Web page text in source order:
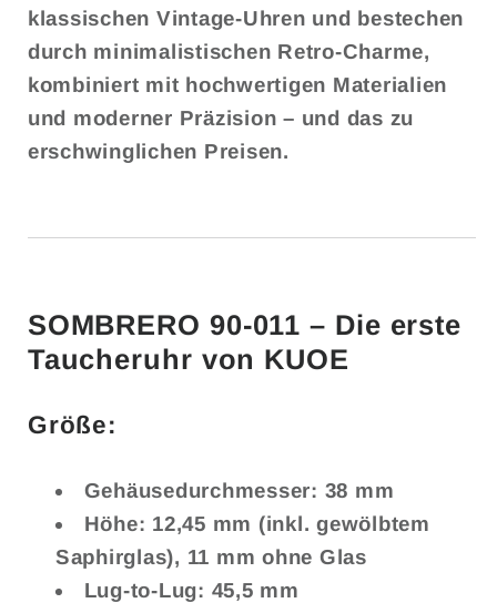
klassischen Vintage-Uhren und bestechen
durch minimalistischen Retro-Charme,
kombiniert mit hochwertigen Materialien
und moderner Präzision – und das zu
erschwinglichen Preisen.
SOMBRERO 90-011 – Die erste
Taucheruhr von KUOE
Größe:
Gehäusedurchmesser: 38 mm
Höhe: 12,45 mm (inkl. gewölbtem
Saphirglas), 11 mm ohne Glas
Lug-to-Lug: 45,5 mm